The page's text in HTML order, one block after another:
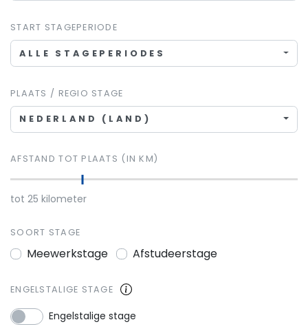
START STAGEPERIODE
ALLE STAGEPERIODES
PLAATS / REGIO STAGE
NEDERLAND (LAND)
AFSTAND TOT PLAATS (IN KM)
tot 25 kilometer
SOORT STAGE
Meewerkstage Afstudeerstage
ENGELSTALIGE STAGE
Engelstalige stage